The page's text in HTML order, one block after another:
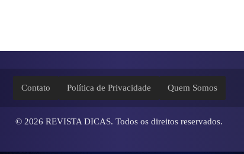
Contato Política de Privacidade Quem Somos
© 2026 REVISTA DICAS. Todos os direitos reservados.